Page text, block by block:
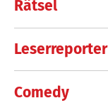
Rätsel
Leserreporter
Comedy